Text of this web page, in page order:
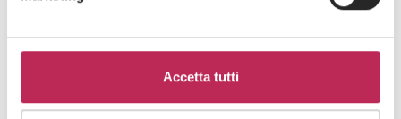
Accetta tutti
Area di interesse
Cliccando su "iscriviti" dichiari di aver preso visione
dell'informativa della privacy